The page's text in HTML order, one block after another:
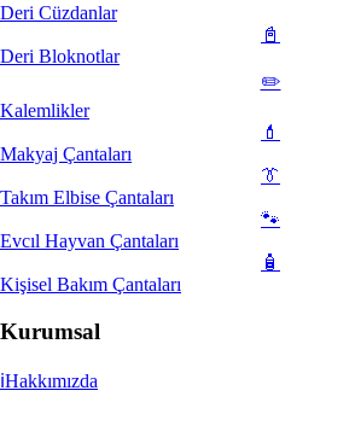
Deri Cüzdanlar
📓
Deri Bloknotlar
✏️
Kalemlikler
💄
Makyaj Çantaları
👔
Takım Elbise Çantaları
🐾
Evcıl Hayvan Çantaları
🧴
Kişisel Bakım Çantaları
Kurumsal
ℹ️Hakkımızda